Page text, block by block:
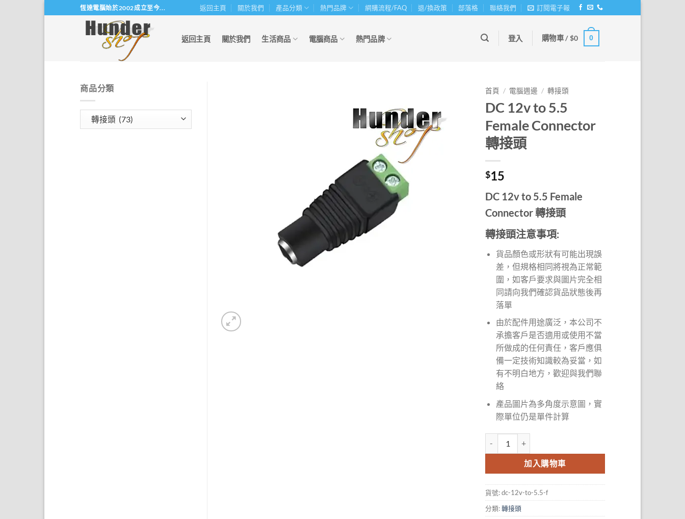
to
恆達電腦始於2002成立至今... 返回主頁 關於我們 產品分類 熱門品牌 網購流程/FAQ 退/換政策 部落格 聯絡我們 訂閱電子報
返回主頁 關於我們 生活商品 電腦商品 熱門品牌 登入 購物車 /$0 0
首頁 / 電腦週邊 / 轉接頭
DC 12v to 5.5
Female Connector
轉接頭
$15
DC 12v to 5.5 Female
Connector 轉接頭
轉接頭注意事項:
貨品顏色或形狀有可能出現誤
差，但規格相同將視為正常範
圍，如客戶要求與圖片完全相
同請向我們確認貨品狀態後再
落單
由於配件用途廣泛，本公司不
承擔客戶是否適用或使用不當
所做成的任何責任，客戶應俱
備一定技術知識較為妥當，如
有不明白地方，歡迎與我們聯
絡
產品圖片為多角度示意圖，實
際單位仍是單件計算
加入購物車
貨號:dc-12v-to-5.5-f
分類:轉接頭
商品分類